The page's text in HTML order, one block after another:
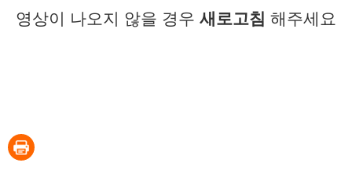
영상이 나오지 않을 경우 새로고침 해주세요